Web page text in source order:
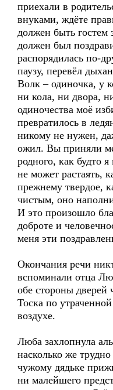
приехали в
внуками, ждёте
должен быть
должен был
распорядилась по-
паузу, перевёл
Волк – одиночка, у
ни кола, ни двора,
одиночества моё
превратилось в
никому не нужен,
ожил. Вы приняли
родного, как будто
не может растаять,
прежнему твердое,
чистым, оно
И это произошло
доброте и
меня эти
Окончания речи
вспоминали отца
обе стороны дверей
Тоска по
воздухе.
Люба захлопнула
насколько же
чужому дядьке
ни малейшего